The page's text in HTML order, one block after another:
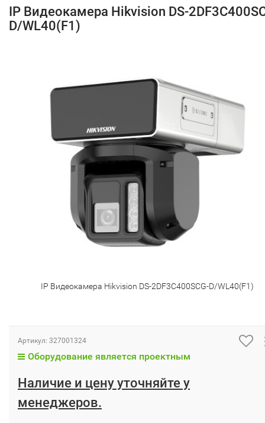
IP Видеокамера Hikvision DS-
D/WL40(F1)
IP Видеокамера Hikvision DS-2DF3C400SCG-D/WL40(F1)
Артикул: 327001324
Оборудование является проектным
Наличие и цену уточняйте у
менеджеров.